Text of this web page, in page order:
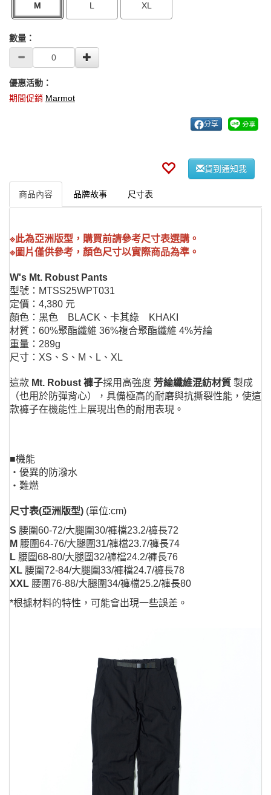
M
L XL
數量：
優惠活動：
期間促銷 Marmot
分享
貨到通知我
商品內容 品牌故事 尺寸表
※此為亞洲版型，購買前請參考尺寸表選購。
※圖片僅供參考，顏色尺寸以實際商品為準。
W's Mt. Robust Pants
型號：MTSS25WPT031
定價：4,380 元
顏色：黑色 BLACK、卡其綠 KHAKI
材質：60%聚酯纖維 36%複合聚酯纖維 4%芳綸
重量：289g
尺寸：XS、S、M、L、XL
這款 Mt. Robust 褲子採用高強度 芳綸纖維混紡材質 製成
（也用於防彈背心），具備極高的耐磨與抗撕裂性能，使這
款褲子在機能性上展現出色的耐用表現。
■機能
・優異的防潑水
・難燃
尺寸表(亞洲版型) (單位:cm)
S 腰圍60-72/大腿圍30/褲檔23.2/褲長72
M 腰圍64-76/大腿圍31/褲檔23.7/褲長74
L 腰圍68-80/大腿圍32/褲檔24.2/褲長76
XL 腰圍72-84/大腿圍33/褲檔24.7/褲長78
XXL 腰圍76-88/大腿圍34/褲檔25.2/褲長80
*根據材料的特性，可能會出現一些誤差。